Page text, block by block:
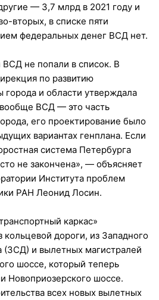
— 3,7 млрд в 2021 году и
вторых, в списке пяти
федеральных денег ВСД нет.
ВСД не попали в список. В
по развитию
города и области утверждала
ВСД — это часть
его проектирование было
вариантах генплана. Если
система Петербурга
не закончена», — объясняет
Института проблем
РАН Леонид Лосин.
каркас»
кольцевой дороги, из Западного
(ЗСД) и вылетных магистралей
шоссе, который теперь
Новоприозерского шоссе.
всех новых вылетных